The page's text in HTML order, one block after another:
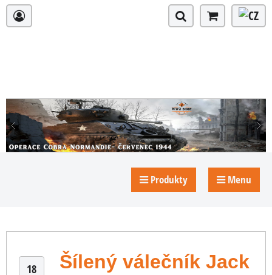
Produkty Menu
18
Šílený válečník Jack